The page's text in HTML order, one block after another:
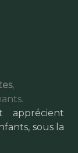
,
sous la